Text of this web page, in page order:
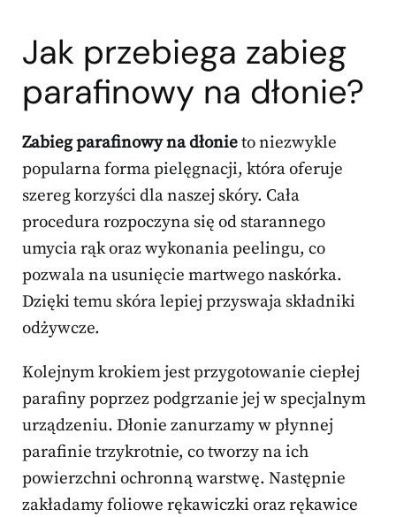
Jak przebiega zabieg
parafinowy na dłonie?
Zabieg parafinowy na dłonieto niezwykle
popularna forma pielęgnacji, która oferuje
szereg korzyści dla naszej skóry. Cała
procedura rozpoczyna się od starannego
umycia rąk oraz wykonania peelingu, co
pozwala na usunięcie martwego naskórka.
Dzięki temu skóra lepiej przyswaja składniki
odżywcze.
Kolejnym krokiem jest przygotowanie ciepłej
parafiny poprzez podgrzanie jej w specjalnym
urządzeniu. Dłonie zanurzamy w płynnej
parafinie trzykrotnie, co tworzy na ich
powierzchni ochronną warstwę. Następnie
zakładamy foliowe rękawiczki oraz rękawice